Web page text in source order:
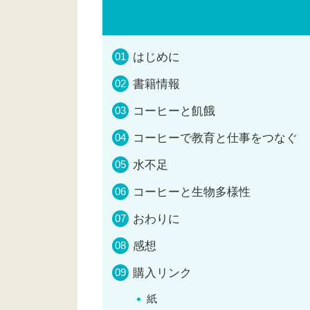
はじめに
書籍情報
コーヒーと飢餓
コーヒーで教育と仕事をつなぐ
水不足
コーヒーと生物多様性
おわりに
感想
購入リンク
紙